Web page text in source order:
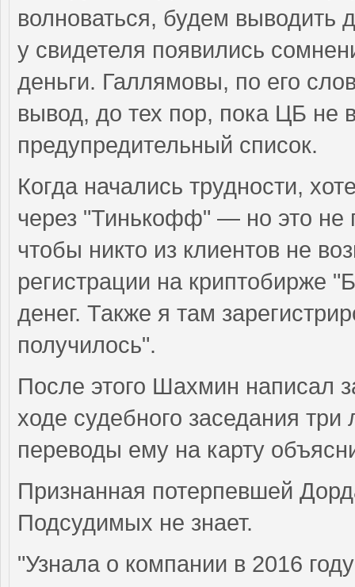
волноваться, будем
у свидетеля появились
деньги. Галлямовы, по его
вывод, до тех пор, пока ЦБ не
предупредительный список.
Когда начались трудности,
через "Тинькофф" — но это не
чтобы никто из клиентов не
регистрации на криптобирже
денег. Также я там
получилось".
После этого Шахмин написал
ходе судебного заседания
переводы ему на карту
Признанная потерпевшей
Подсудимых не знает.
"Узнала о компании в 2016